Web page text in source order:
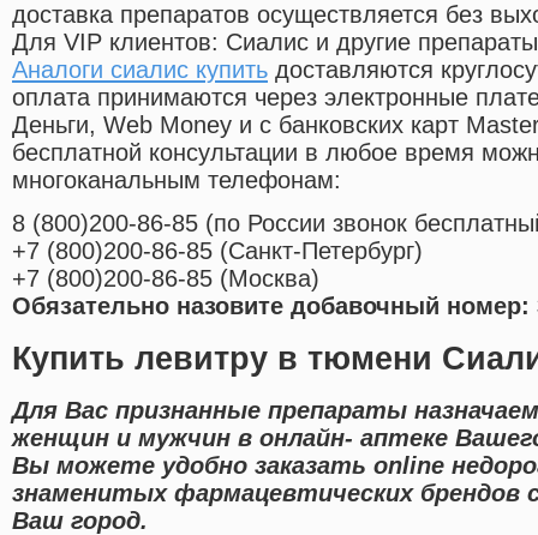
доставка препаратов осуществляется без
Для VIP клиентов: Сиалис и другие
Аналоги сиалис купить доставляются
оплата принимаются через электронные
Деньги, Web Money и с банковских карт
бесплатной консультации в любое время
многоканальным телефонам:
8 (800)200-86-85 (по России звонок
+7 (800)200-86-85 (Санкт-Петербург)
+7 (800)200-86-85 (Москва)
Обязательно назовите добавочный номер:
Купить левитру в тюмени
Для Вас признанные препараты
женщин и мужчин в онлайн- аптеке
Вы можете удобно заказать online
знаменитых фармацевтических брендов
Ваш город.